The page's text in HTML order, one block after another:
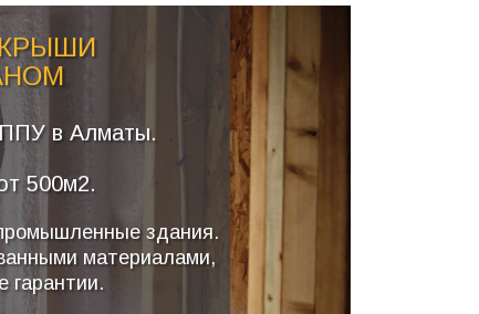
ППУ в Алматы.
500м2.
здания.
материалами,
гарантии.